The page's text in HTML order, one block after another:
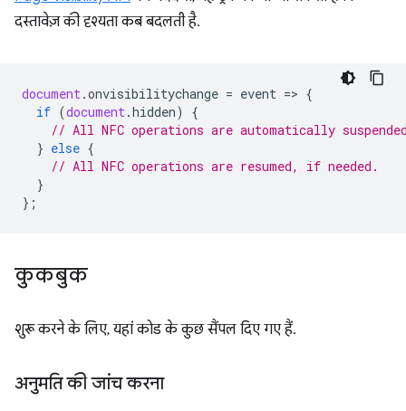
दस्तावेज़ की दृश्यता कब बदलती है.
document.onvisibilitychange = event => {
if (document.hidden)
{
// All NFC operations are automatically
} else {
// All NFC operations are resumed, if needed.
}
};
कुकबुक
शुरू करने के लिए, यहां कोड के कुछ सैंपल दिए गए हैं.
अनुमति की जांच करना